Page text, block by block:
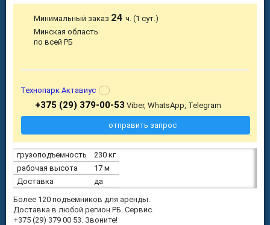
грузоподъемность
230 кг
рабочая высота
17 м
Доставка
да
Более 120 подъемников для аренды.
Доставка в любой регион РБ. Сервис.
+375 (29) 379 00 53. Звоните!
Минимальный заказ 24ч. (1 сут.)
Минская область
по всей РБ
Технопарк Актавиус
+375 (29) 379-00-53 Viber, WhatsApp, Telegram
отправить запрос